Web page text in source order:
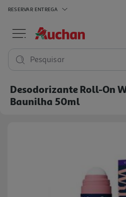
RESERVAR ENTREGA
Pesquisar
Desodorizante Roll-On
Baunilha 50ml